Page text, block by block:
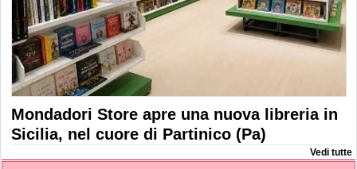
Mondadori Store apre una nuova libreria in
Sicilia, nel cuore di Partinico (Pa)
Vedi tutte